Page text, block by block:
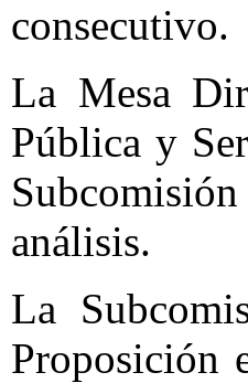
consecutivo.
La Mesa
Pública y
análisis.
La
Proposición